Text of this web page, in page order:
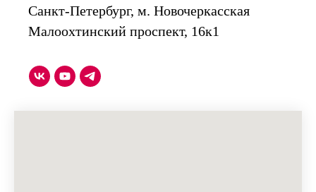
Санкт-Петербург, м. Новочеркасская
Малоохтинский проспект, 16к1